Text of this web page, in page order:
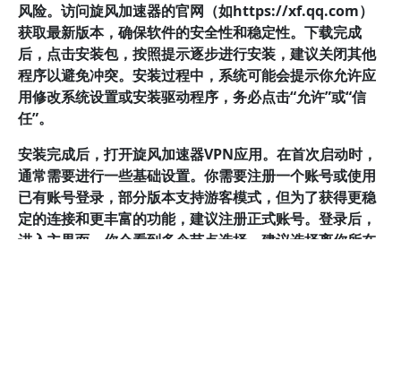
风险。访问旋风加速器的官网（如https://xf.qq.com）
获取最新版本，确保软件的安全性和稳定性。下载完成
后，点击安装包，按照提示逐步进行安装，建议关闭其他
程序以避免冲突。安装过程中，系统可能会提示你允许应
用修改系统设置或安装驱动程序，务必点击“允许”或“信
任”。
安装完成后，打开旋风加速器VPN应用。在首次启动时，
通常需要进行一些基础设置。你需要注册一个账号或使用
已有账号登录，部分版本支持游客模式，但为了获得更稳
定的连接和更丰富的功能，建议注册正式账号。登录后，
进入主界面，你会看到多个节点选择，建议选择离你所在